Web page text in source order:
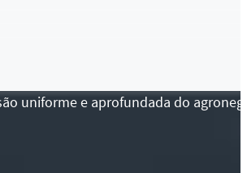
uniforme e aprofundada do